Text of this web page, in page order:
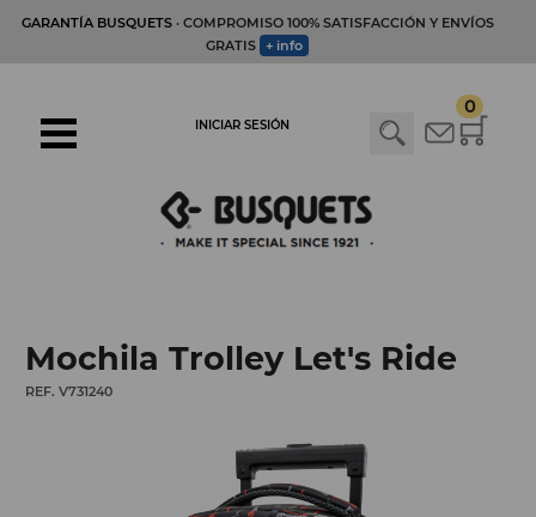
GARANTÍA BUSQUETS· COMPROMISO 100% SATISFACCIÓN Y ENVÍOS
GRATIS + info
0
INICIAR SESIÓN
Mochila Trolley Let's Ride
REF. V731240